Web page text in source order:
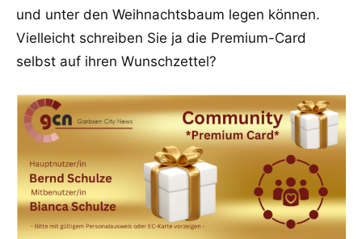
und unter den Weihnachtsbaum legen können.
Vielleicht schreiben Sie ja die Premium-Card
selbst auf ihren Wunschzettel?